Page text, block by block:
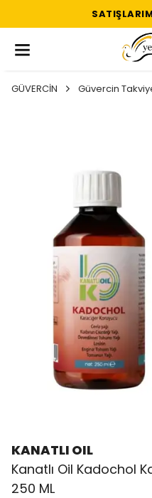
GÜVERCİN Güvercin
KANATLI OIL
Kanatlı Oil Kadochol
250 ML